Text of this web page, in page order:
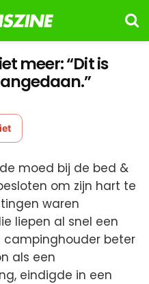
meer: “Dit is
moed bij de bed &
om zijn hart te
waren
liepen al snel een
campinghouder beter
als een
eindigde in een